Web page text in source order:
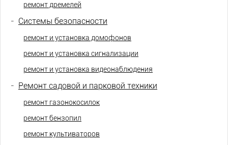
ремонт дремелей
- Системы безопасности
ремонт и установка домофонов
ремонт и установка сигнализации
ремонт и установка видеонаблюдения
- Ремонт садовой и парковой техники
ремонт газонокосилок
ремонт бензопил
ремонт культиваторов